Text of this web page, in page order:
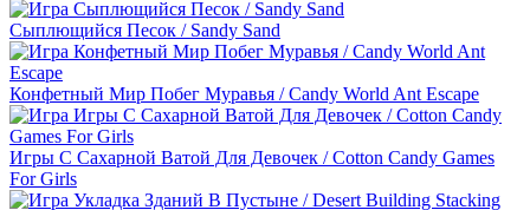
Сыплющийся Песок / Sandy Sand
Конфетный Мир Побег Муравья / Candy World Ant Escape
Игры С Сахарной Ватой Для Девочек / Cotton Candy Games
For Girls